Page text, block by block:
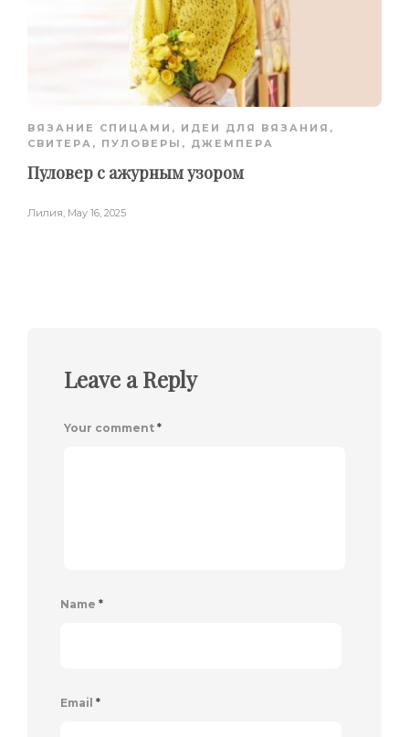
ВЯЗАНИЕ СПИЦАМИ , ИДЕИ ДЛЯ ВЯЗАНИЯ ,
СВИТЕРА, ПУЛОВЕРЫ, ДЖЕМПЕРА
Пуловер с ажурным узором
Лилия May 16, 2025
Leave a Reply
Your comment *
Name *
Email *